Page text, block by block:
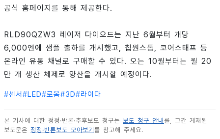
공식 홈페이지를 통해 제공한다.
RLD90QZW3 레이저 다이오드는 지난 6월부터 개당
6,000엔에 샘플 출하를 개시했고, 칩원스톱, 코어스태프 등
온라인 유통 채널로 구매할 수 있다. 오는 10월부터는 월 20
만 개 생산 체제로 양산을 개시할 예정이다.
#센서 #LED#로옴#3D#라이다
본 기사에 대한 정정·반론·추후보도 청구는 보도 청구 안내를, 그간 게재된
보도문은 정정·반론보도 모아보기를 참고해 주세요.